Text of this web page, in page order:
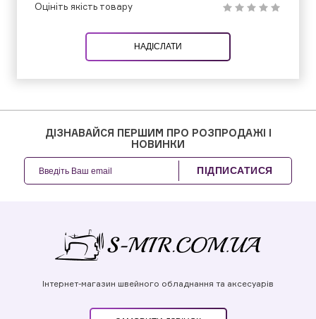
Оцініть якість товару
НАДІСЛАТИ
ДІЗНАВАЙСЯ ПЕРШИМ ПРО РОЗПРОДАЖІ І
НОВИНКИ
ПІДПИСАТИСЯ
Інтернет-магазин швейного обладнання та аксесуарів